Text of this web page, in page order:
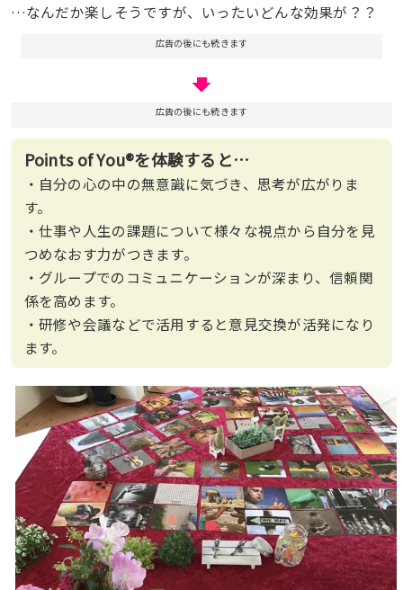
…なんだか楽しそうですが、いったいどんな効果が？？
広告の後にも続きます
広告の後にも続きます
Points of You®を体験すると…
・自分の心の中の無意識に気づき、思考が広がりま
す。
・仕事や人生の課題について様々な視点から自分を見
つめなおす力がつきます。
・グループでのコミュニケーションが深まり、信頼関
係を高めます。
・研修や会議などで活用すると意見交換が活発になり
ます。